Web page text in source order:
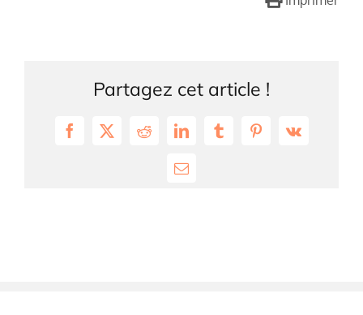
Partagez cet article !
Facebook
X RedditLinkedInTumblrPinterest
Vk
Email